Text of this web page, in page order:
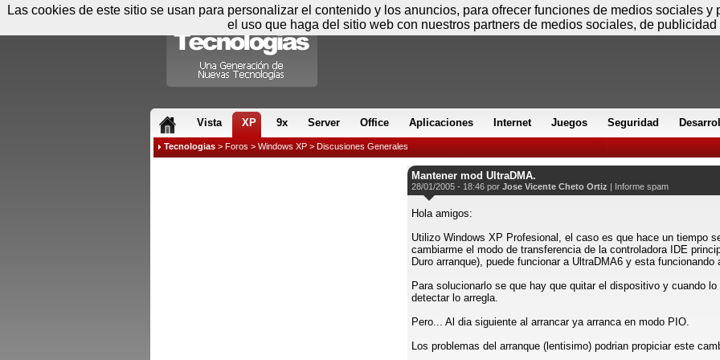
Vista XP 9x Server Office Aplicaciones Internet Juegos Seguridad
Tecnologias > Foros > Windows XP > Discusiones Generales
Mantener mod UltraDMA.
28/01/2005 - 18:46 por Jose Vicente Cheto Ortiz | Informe spam
Hola amigos:
Utilizo Windows XP Profesional, el caso es que hace un tiempo
cambiarme el modo de transferencia de la controladora IDE
Duro arranque), puede funcionar a UltraDMA6 y esta funcionando
Para solucionarlo se que hay que quitar el dispositivo y cuando
detectar lo arregla.
Pero... Al dia siguiente al arrancar ya arranca en modo PIO.
Los problemas del arranque (lentisimo) podrian propiciar este
Las cookies de este sitio se usan para personalizar el contenido y los anuncios, para ofrecer funciones de medios sociales
el uso que haga del sitio web con nuestros partners de medios sociales, de